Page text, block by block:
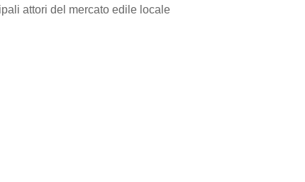
attori del mercato edile locale